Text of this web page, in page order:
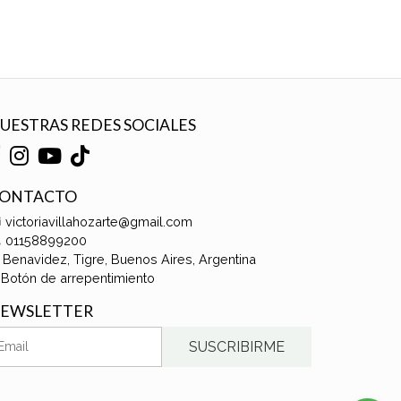
REDES SOCIALES
victoriavillahozarte@gmail.com
01158899200
Benavidez, Tigre, Buenos Aires, Argentina
Botón de arrepentimiento
SUSCRIBIRME